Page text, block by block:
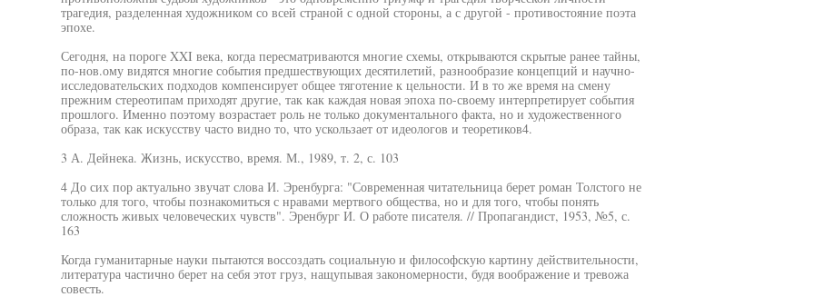
трагедия, разделенная художником со всей страной с одной стороны, а с другой - противостояние поэта
эпохе.
Сегодня, на пороге XXI века, когда пересматриваются многие схемы, открываются скрытые ранее тайны,
по-нов.ому видятся многие события предшествующих десятилетий, разнообразие концепций и научно-
исследовательских подходов компенсирует общее тяготение к цельности. И в то же время на смену
прежним стереотипам приходят другие, так как каждая новая эпоха по-своему интерпретирует события
прошлого. Именно поэтому возрастает роль не только документального факта, но и художественного
образа, так как искусству часто видно то, что ускользает от идеологов и теоретиков4.
3 А. Дейнека. Жизнь, искусство, время. М., 1989, т. 2, с. 103
4 До сих пор актуально звучат слова И. Эренбурга: "Современная читательница берет роман Толстого не
только для того, чтобы познакомиться с нравами мертвого общества, но и для того, чтобы понять
сложность живых человеческих чувств". Эренбург И. О работе писателя. // Пропагандист, 1953, №5, с.
163
Когда гуманитарные науки пытаются воссоздать социальную и философскую картину действительности,
литература частично берет на себя этот груз, нащупывая закономерности, будя воображение и тревожа
совесть.